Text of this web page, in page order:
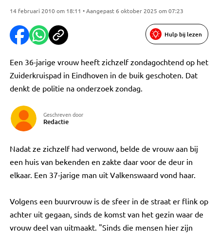
14 februari 2010 om 18:11 • Aangepast 6 oktober 2025 om 07:23
Hulp bij lezen
Een 36-jarige vrouw heeft zichzelf zondagochtend op het
Zuiderkruispad in Eindhoven in de buik geschoten. Dat
denkt de politie na onderzoek zondag.
Geschreven door
Redactie
Nadat ze zichzelf had verwond, belde de vrouw aan bij
een huis van bekenden en zakte daar voor de deur in
elkaar. Een 37-jarige man uit Valkenswaard vond haar.
Volgens een buurvrouw is de sfeer in de straat er flink op
achter uit gegaan, sinds de komst van het gezin waar de
vrouw deel van uitmaakt. "Sinds die mensen hier zijn